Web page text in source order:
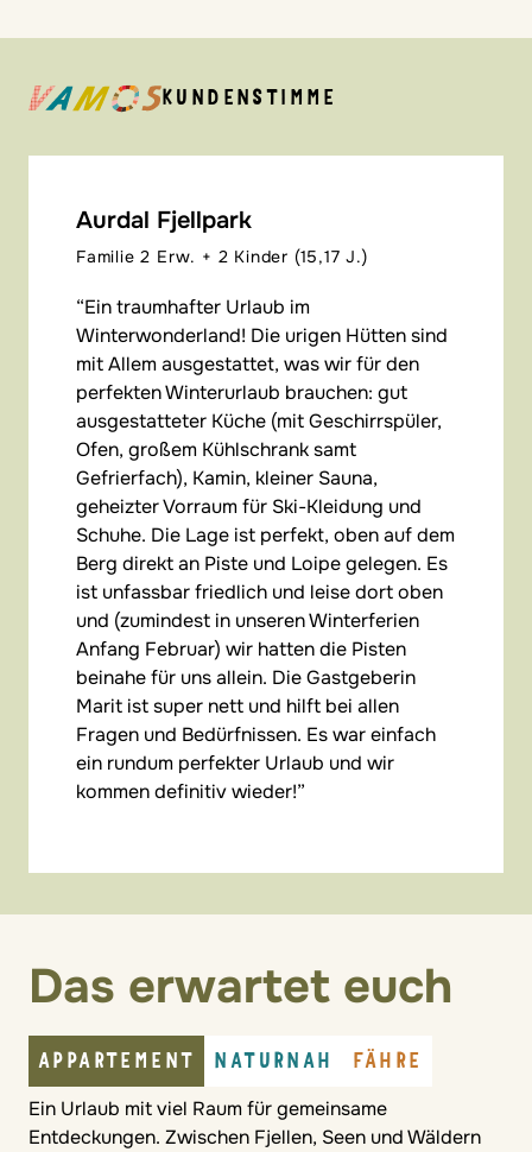
KUNDENSTIMME
Aurdal Fjellpark
Familie 2 Erw. + 2 Kinder (15,17 J.)
Ein traumhafter Urlaub im
Winterwonderland! Die urigen Hütten sind
mit Allem ausgestattet, was wir für den
perfekten Winterurlaub brauchen: gut
ausgestatteter Küche (mit Geschirrspüler,
Ofen, großem Kühlschrank samt
Gefrierfach), Kamin, kleiner Sauna,
geheizter Vorraum für Ski-Kleidung und
Schuhe. Die Lage ist perfekt, oben auf dem
Berg direkt an Piste und Loipe gelegen. Es
ist unfassbar friedlich und leise dort oben
und (zumindest in unseren Winterferien
Anfang Februar) wir hatten die Pisten
beinahe für uns allein. Die Gastgeberin
Marit ist super nett und hilft bei allen
Fragen und Bedürfnissen. Es war einfach
ein rundum perfekter Urlaub und wir
kommen definitiv wieder!
Das erwartet euch
APPARTEMENT NATURNAH FÄHRE
Ein Urlaub mit viel Raum für gemeinsame
Entdeckungen. Zwischen Fjellen, Seen und Wäldern